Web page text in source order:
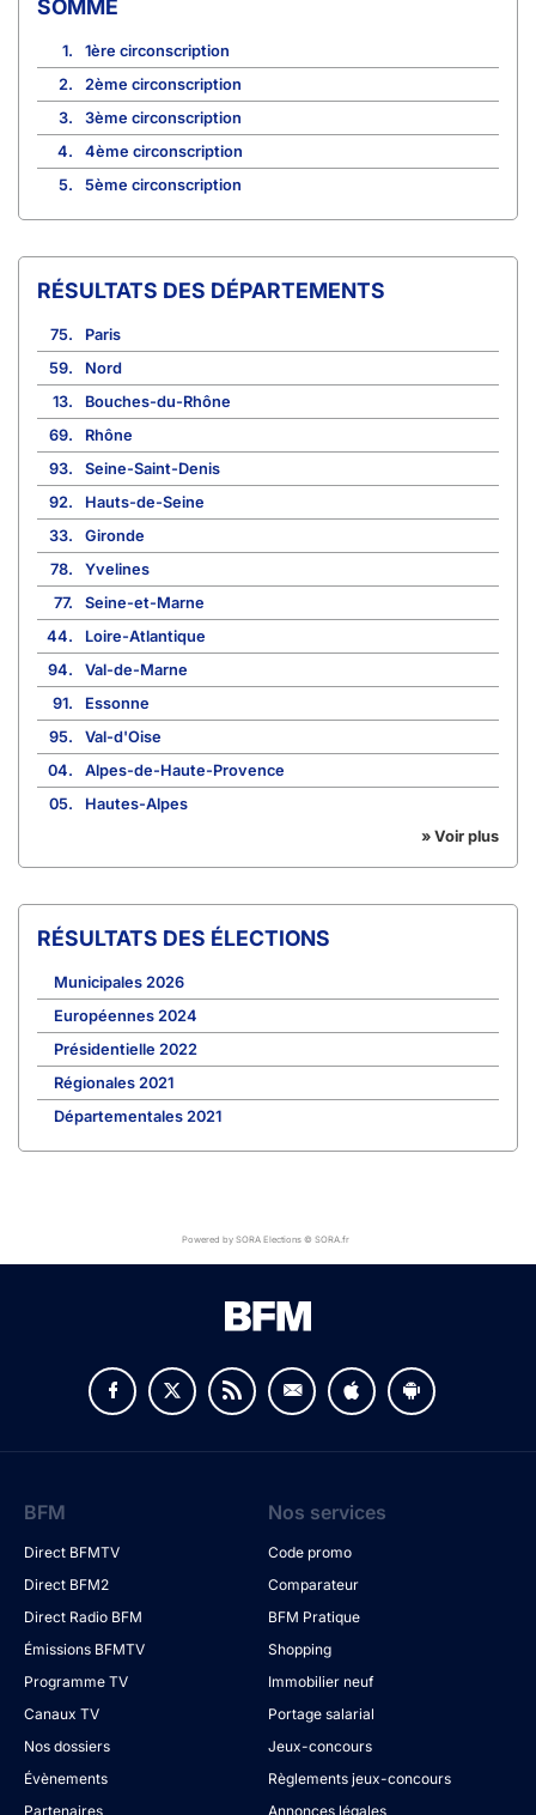
SOMME
1.
1ère circonscription
2.
2ème circonscription
3.
3ème circonscription
4.
4ème circonscription
5.
5ème circonscription
RÉSULTATS DES DÉPARTEMENTS
75.
Paris
59.
Nord
13.
Bouches-du-Rhône
69.
Rhône
93.
Seine-Saint-Denis
92.
Hauts-de-Seine
33.
Gironde
78.
Yvelines
77.
Seine-et-Marne
44.
Loire-Atlantique
94.
Val-de-Marne
91.
Essonne
95.
Val-d'Oise
04.
Alpes-de-Haute-Provence
05.
Hautes-Alpes
» Voir plus
RÉSULTATS DES ÉLECTIONS
Municipales 2026
Européennes 2024
Présidentielle 2022
Régionales 2021
Départementales 2021
Powered by SORA Elections © SORA.fr
BFM
Direct BFMTV
Direct BFM2
Direct Radio BFM
Émissions BFMTV
Programme TV
Canaux TV
Nos dossiers
Évènements
Partenaires
Nos services
Code promo
Comparateur
BFM Pratique
Shopping
Immobilier neuf
Portage salarial
Jeux-concours
Règlements jeux-concours
Annonces légales